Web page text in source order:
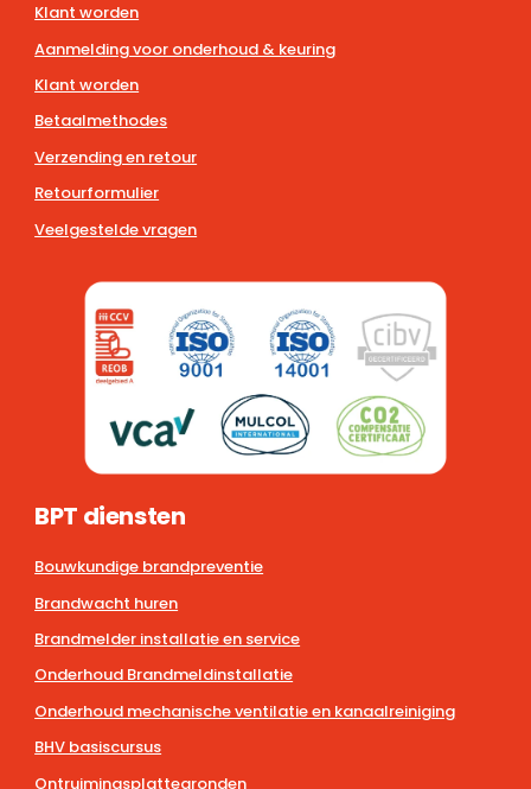
Klant worden
Aanmelding voor onderhoud & keuring
Klant worden
Betaalmethodes
Verzending en retour
Retourformulier
Veelgestelde vragen
BPT diensten
Bouwkundige brandpreventie
Brandwacht huren
Brandmelder installatie en service
Onderhoud Brandmeldinstallatie
Onderhoud mechanische ventilatie en kanaalreiniging
BHV basiscursus
Ontruimingsplattegronden